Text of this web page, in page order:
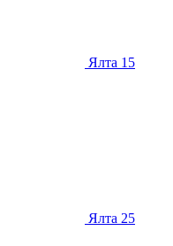
Ялта 15
Ялта 25